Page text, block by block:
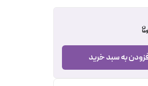
به سبد خرید